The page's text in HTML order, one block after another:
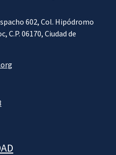
602, Col. Hipódromo
C.P. 06170, Ciudad de